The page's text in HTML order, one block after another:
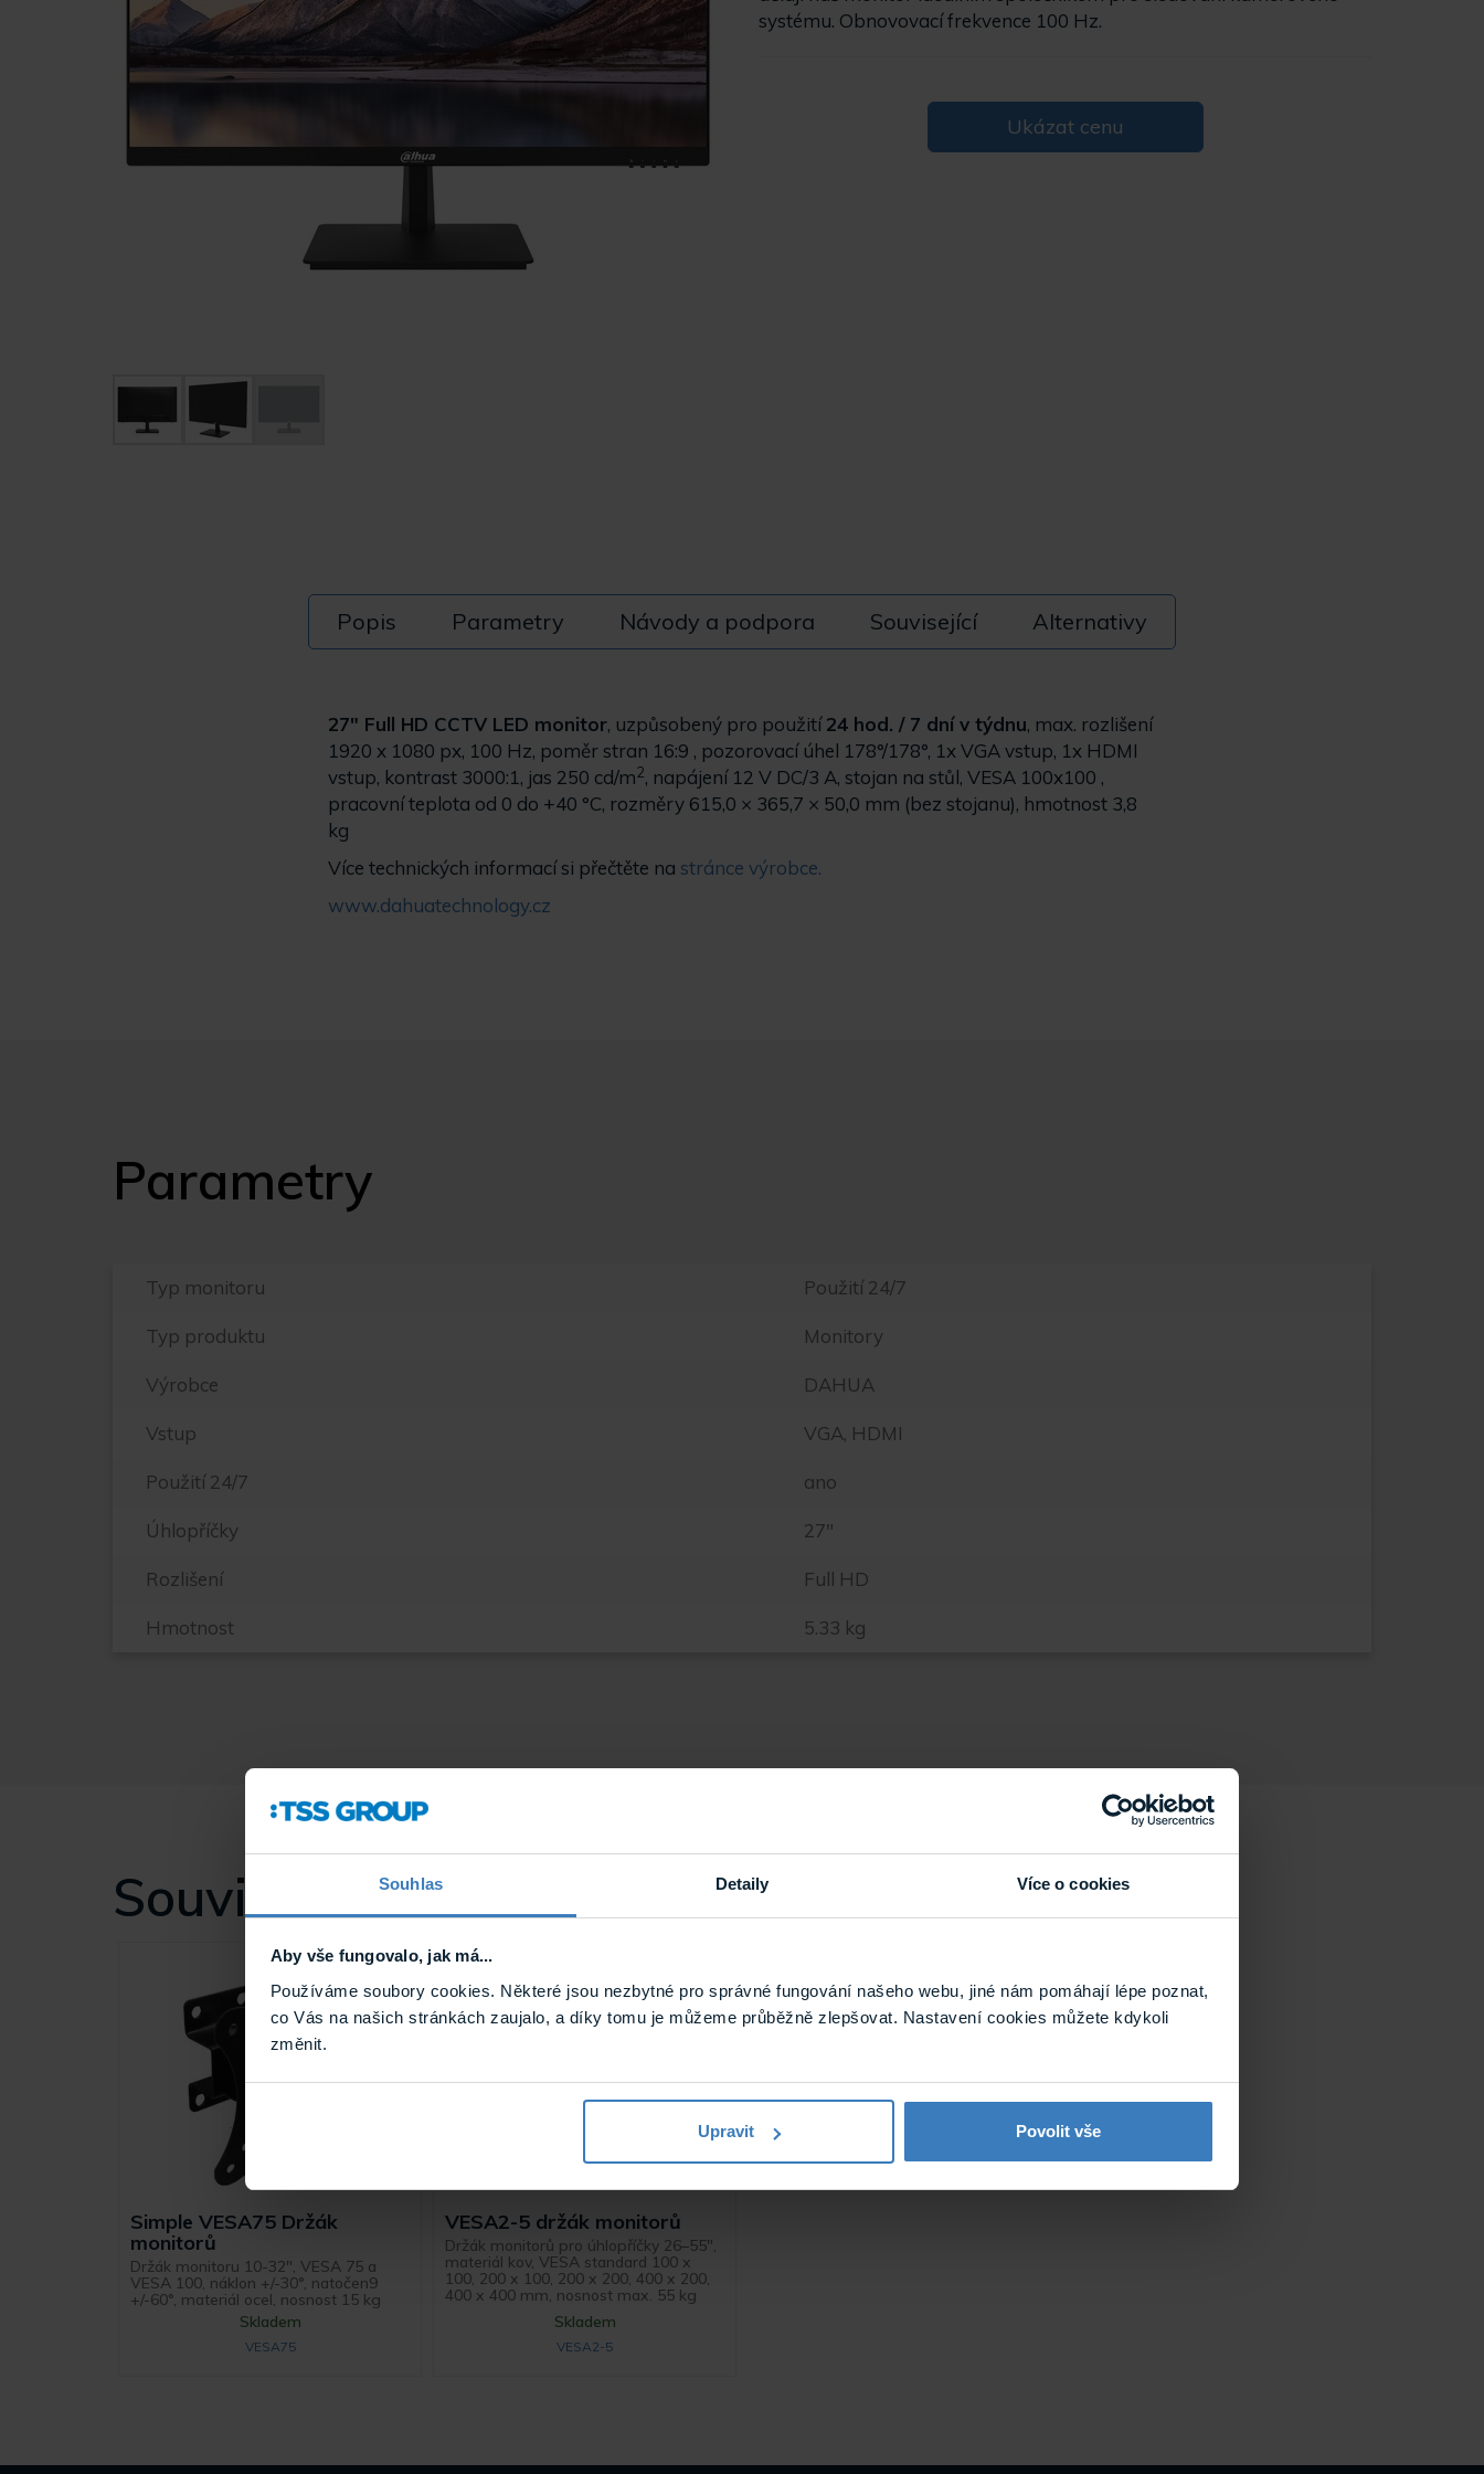
Souhlas Detaily Více o cookies
Aby vše fungovalo, jak má...
Používáme soubory cookies. Některé jsou nezbytné pro správné fungování našeho webu, jiné nám pomáhají lépe poznat,
co Vás na našich stránkách zaujalo, a díky tomu je můžeme průběžně zlepšovat. Nastavení cookies můžete kdykoli
změnit.
Upravit Povolit vše
systému. Obnovovací frekvence 100 Hz.
Ukázat cenu
Popis Parametry Návody a podpora Související Alternativy
27" Full HD CCTV LED monitor, uzpůsobený pro použití24 hod. / 7 dní v týdnu, max. rozlišení
1920 x 1080 px, 100 Hz, poměr stran 16:9 , pozorovací úhel 178°/178°, 1x VGA vstup, 1x HDMI
vstup, kontrast 3000:1, jas 250 cd/m2, napájení 12 V DC/3 A, stojan na stůl, VESA 100x100 ,
pracovní teplota od 0 do +40 °C, rozměry 615,0 × 365,7 × 50,0 mm (bez stojanu), hmotnost 3,8
kg
Více technických informací si přečtěte na stránce výrobce.
www.dahuatechnology.cz
Parametry
Typ monitoru Použití 24/7
Typ produktu Monitory
Výrobce DAHUA
Vstup VGA, HDMI
Použití 24/7 ano
Úhlopříčky 27"
Rozlišení Full HD
Hmotnost 5.33 kg
Související
Simple VESA75 Držák
monitorů
Držák monitoru 10-32", VESA 75 a
VESA 100, náklon +/-30°, natočen9
+/-60°, materiál ocel, nosnost 15 kg
Skladem
VESA75
VESA2-5 držák monitorů
Držák monitorů pro úhlopříčky 26–55",
materiál kov, VESA standard 100 x
100, 200 x 100, 200 x 200, 400 x 200,
400 x 400 mm, nosnost max. 55 kg
Skladem
VESA2-5